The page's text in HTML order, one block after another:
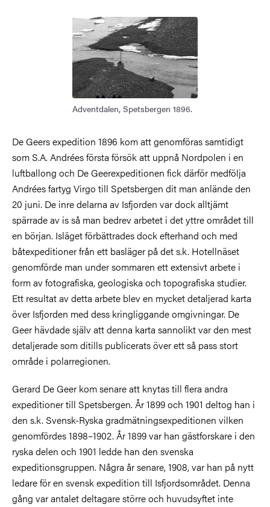
Adventdalen, Spetsbergen 1896.
De Geers expedition 1896 kom att genomföras samtidigt
som S.A. Andrées första försök att uppnå Nordpolen i en
luftballong och De Geerexpeditionen fick därför medfölja
Andrées fartyg Virgo till Spetsbergen dit man anlände den
20 juni. De inre delarna av Isfjorden var dock alltjämt
spärrade av is så man bedrev arbetet i det yttre området till
en början. Isläget förbättrades dock efterhand och med
båtexpeditioner från ett basläger på det s.k. Hotellnäset
genomförde man under sommaren ett extensivt arbete i
form av fotografiska, geologiska och topografiska studier.
Ett resultat av detta arbete blev en mycket detaljerad karta
över Isfjorden med dess kringliggande omgivningar. De
Geer hävdade själv att denna karta sannolikt var den mest
detaljerade som ditills publicerats över ett så pass stort
område i polarregionen.
Gerard De Geer kom senare att knytas till flera andra
expeditioner till Spetsbergen. År 1899 och 1901 deltog han i
den s.k. Svensk-Ryska gradmätningsexpeditionen vilken
genomfördes 1898–1902. År 1899 var han gästforskare i den
ryska delen och 1901 ledde han den svenska
expeditionsgruppen. Några år senare, 1908, var han på nytt
ledare för en svensk expedition till Isfjordsområdet. Denna
gång var antalet deltagare större och huvudsyftet inte